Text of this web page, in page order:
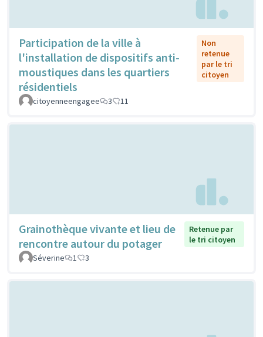
Participation de la ville à
l'installation de dispositifs anti-
moustiques dans les quartiers
résidentiels
Non
retenue
par le tri
citoyen
citoyenneengagee 3 11
Grainothèque vivante et lieu de
rencontre autour du potager
Retenue par
le tri citoyen
Séverine
1 3